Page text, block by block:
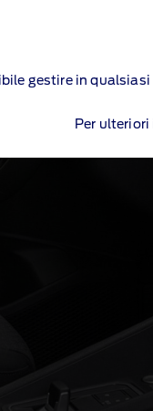
gestire in
Per